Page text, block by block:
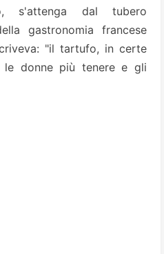
s'attenga dal tubero
gastronomia francese
"il tartufo, in certe
le donne più tenere e gli